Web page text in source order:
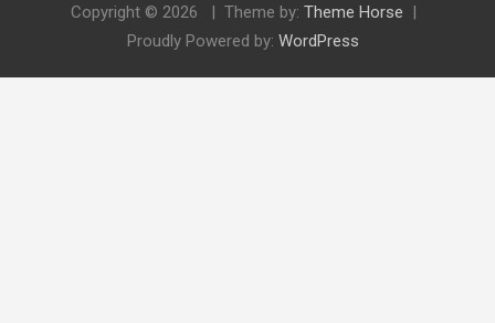
Copyright © 2026 Theme by: Theme Horse
Proudly Powered by: WordPress